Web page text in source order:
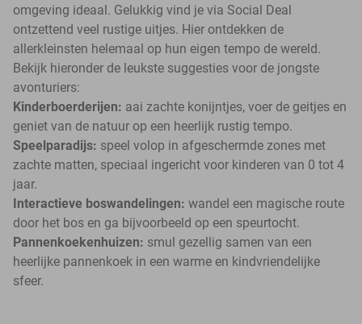
omgeving ideaal. Gelukkig vind je via Social Deal
ontzettend veel rustige uitjes. Hier ontdekken de
allerkleinsten helemaal op hun eigen tempo de wereld.
Bekijk hieronder de leukste suggesties voor de jongste
avonturiers:
Kinderboerderijen: aai zachte konijntjes, voer de geitjes en
geniet van de natuur op een heerlijk rustig tempo.
Speelparadijs: speel volop in afgeschermde zones met
zachte matten, speciaal ingericht voor kinderen van 0 tot 4
jaar.
Interactieve boswandelingen: wandel een magische route
door het bos en ga bijvoorbeeld op een speurtocht.
Pannenkoekenhuizen: smul gezellig samen van een
heerlijke pannenkoek in een warme en kindvriendelijke
sfeer.